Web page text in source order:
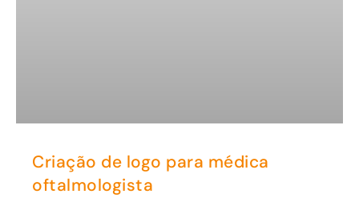
Criação de logo para médica
oftalmologista